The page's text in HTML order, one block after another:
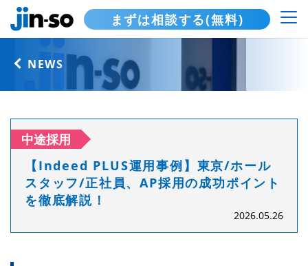
まずは相談する(無料)
NEWS
中途採用
【Indeed PLUS運用事例】東京/ホール
スタッフ/正社員、AP採用の成功ポイント
を徹底解説！
2026.05.26